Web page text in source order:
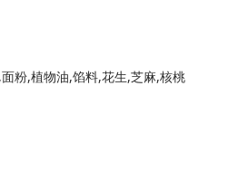
粉,植物油,馅料,花生,芝麻,核桃